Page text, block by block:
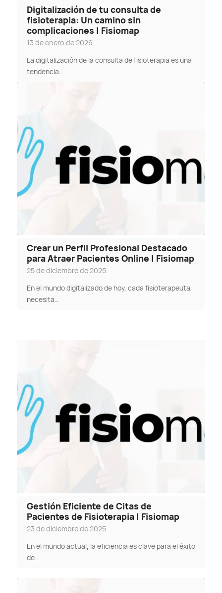
Digitalización de tu consulta de
fisioterapia: Un camino sin
complicaciones | Fisiomap
13 de enero de 2026
La digitalización de la consulta de fisioterapia es una
tendencia…
Crear un Perfil Profesional Destacado
para Atraer Pacientes Online | Fisiomap
25 de diciembre de 2025
En el mundo digitalizado de hoy, cada fisioterapeuta
necesita…
Gestión Eficiente de Citas de
Pacientes de Fisioterapia | Fisiomap
23 de diciembre de 2025
En el mundo actual, la eficiencia es clave para el éxito
de…